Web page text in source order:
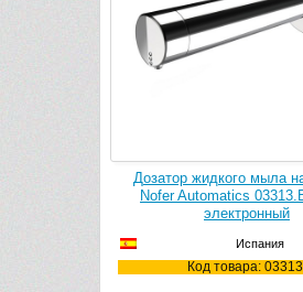
Дозатор жидкого мыла
Nofer Automatics
электронный
Испания
Код товара: